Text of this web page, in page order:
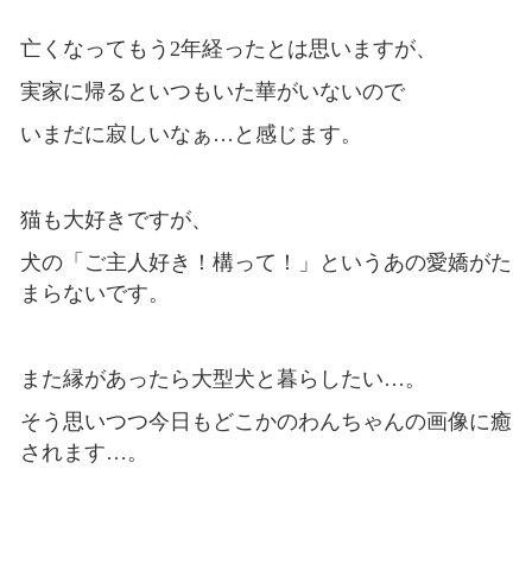
亡くなってもう2年経ったとは思いますが、
実家に帰るといつもいた華がいないので
いまだに寂しいなぁ…と感じます。
猫も大好きですが、
犬の「ご主人好き！構って！」というあの愛嬌がた
まらないです。
また縁があったら大型犬と暮らしたい…。
そう思いつつ今日もどこかのわんちゃんの画像に癒
されます…。